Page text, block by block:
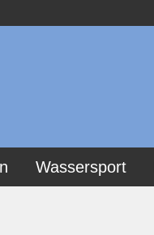
Wassersport